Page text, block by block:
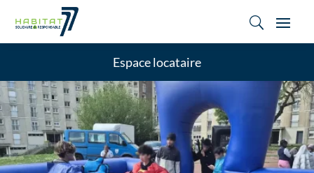
U
Espace locataire